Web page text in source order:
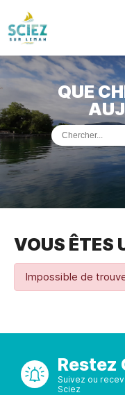
ACCUEIL
VOTRE
VIE
PORTDE
MUSÉEDE
QUE
VOUS ÊTES
Impossible de
Restez
Suivez ou
Sciez